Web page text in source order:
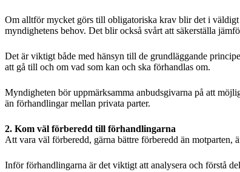
Om alltför mycket görs till obligatoriska krav blir det i
myndighetens behov. Det blir också svårt att säkerställa
Det är viktigt både med hänsyn till de grundläggande
att gå till och om vad som kan och ska förhandlas om.
Myndigheten bör uppmärksamma anbudsgivarna på att
än förhandlingar mellan privata parter.
2. Kom väl förberedd till förhandlingarna
Att vara väl förberedd, gärna bättre förberedd än
Inför förhandlingarna är det viktigt att analysera och förstå